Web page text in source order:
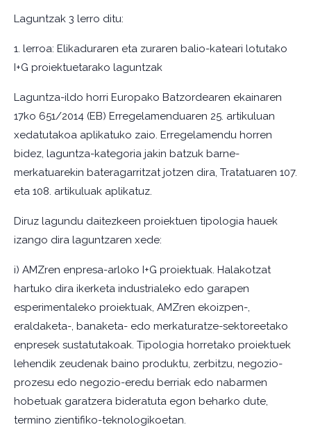
Laguntzak 3 lerro ditu:
1. lerroa: Elikaduraren eta zuraren balio-kateari lotutako
I+G proiektuetarako laguntzak
Laguntza-ildo horri Europako Batzordearen ekainaren
17ko 651/2014 (EB) Erregelamenduaren 25. artikuluan
xedatutakoa aplikatuko zaio. Erregelamendu horren
bidez, laguntza-kategoria jakin batzuk barne-
merkatuarekin bateragarritzat jotzen dira, Tratatuaren 107.
eta 108. artikuluak aplikatuz.
Diruz lagundu daitezkeen proiektuen tipologia hauek
izango dira laguntzaren xede:
i) AMZren enpresa-arloko I+G proiektuak. Halakotzat
hartuko dira ikerketa industrialeko edo garapen
esperimentaleko proiektuak, AMZren ekoizpen-,
eraldaketa-, banaketa- edo merkaturatze-sektoreetako
enpresek sustatutakoak. Tipologia horretako proiektuek
lehendik zeudenak baino produktu, zerbitzu, negozio-
prozesu edo negozio-eredu berriak edo nabarmen
hobetuak garatzera bideratuta egon beharko dute,
termino zientifiko-teknologikoetan.